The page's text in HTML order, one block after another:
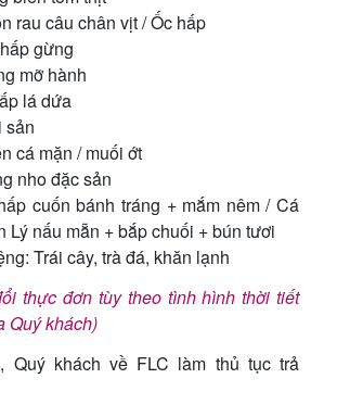
rau câu chân vịt / Ốc hấp
gừng
mỡ hành
lá dứa
sản
cá mặn / muối ớt
nho đặc sản
cuốn bánh tráng + mắm nêm / Cá
Lý nấu mẵn + bắp chuối + bún tươi
Trái cây, trà đá, khăn lạnh
thực đơn tùy theo tình hình thời tiết
Quý khách)
Quý khách về FLC làm thủ tục trả